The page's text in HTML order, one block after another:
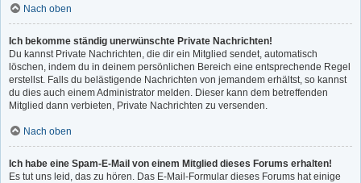
Nach oben
Ich bekomme ständig unerwünschte Private Nachrichten!
Du kannst Private Nachrichten, die dir ein Mitglied sendet, automatisch
löschen, indem du in deinem persönlichen Bereich eine entsprechende Regel
erstellst. Falls du belästigende Nachrichten von jemandem erhältst, so kannst
du dies auch einem Administrator melden. Dieser kann dem betreffenden
Mitglied dann verbieten, Private Nachrichten zu versenden.
Nach oben
Ich habe eine Spam-E-Mail von einem Mitglied dieses Forums erhalten!
Es tut uns leid, das zu hören. Das E-Mail-Formular dieses Forums hat einige